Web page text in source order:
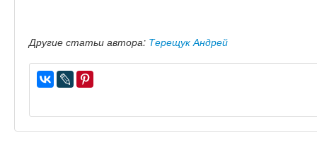
Другие статьи автора: Терещук Андрей